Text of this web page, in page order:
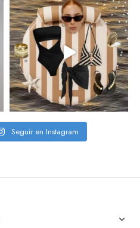
Seguir en Instagram